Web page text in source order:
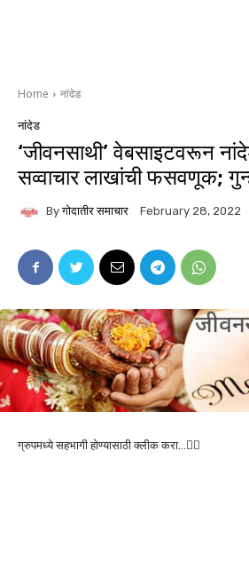
Home नांदेड
नांदेड
‘जीवनसाथी’ वेबसाइटवरून
सव्वाचार लाखांची फसवणूक;
By गोदातीर समाचार February 28, 2022
ग्रुपमध्ये सहभागी होण्यासाठी क्लीक करा…👆🏻